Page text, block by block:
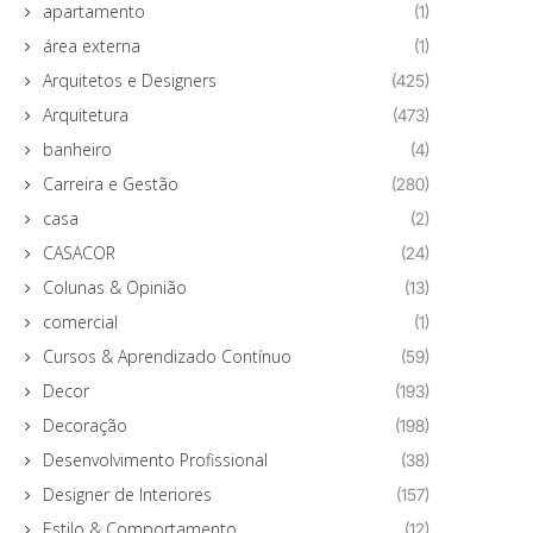
apartamento (1)
área externa (1)
Arquitetos e Designers (425)
Arquitetura (473)
banheiro (4)
Carreira e Gestão (280)
casa (2)
CASACOR (24)
Colunas & Opinião (13)
comercial (1)
Cursos & Aprendizado Contínuo (59)
Decor (193)
Decoração (198)
Desenvolvimento Profissional (38)
Designer de Interiores (157)
(12)